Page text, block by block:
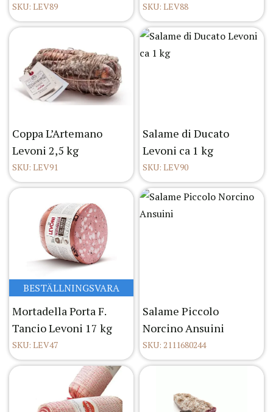
SKU: LEV89 SKU: LEV88
Coppa L’Artemano
Levoni 2,5 kg
SKU: LEV91
Salame di Ducato
Levoni ca 1 kg
SKU: LEV90
BESTÄLLNINGSVARA
Mortadella Porta F.
Tancio Levoni 17 kg
SKU: LEV47
Salame Piccolo
Norcino Ansuini
SKU: 2111680244